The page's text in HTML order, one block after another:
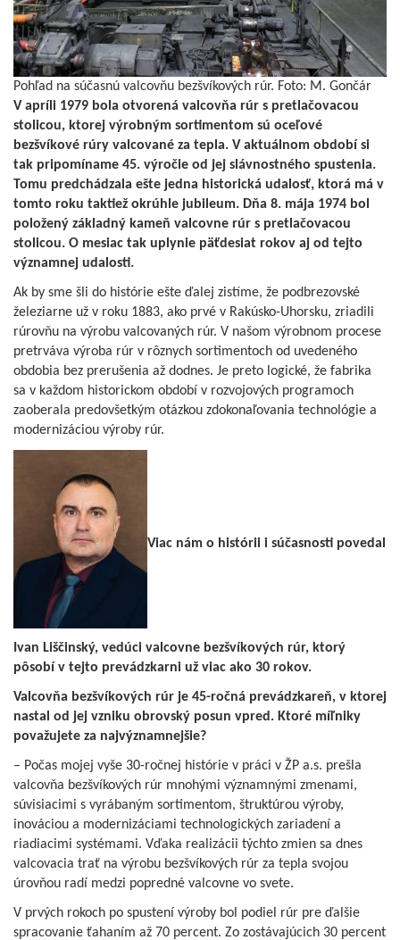
Pohľad na súčasnú valcovňu bezšvíkových rúr. Foto: M. Gončár
V apríli 1979 bola otvorená valcovňa rúr s pretlačovacou
stolicou, ktorej výrobným sortimentom sú oceľové
bezšvíkové rúry valcované za tepla. V aktuálnom období si
tak pripomíname 45. výročie od jej slávnostného spustenia.
Tomu predchádzala ešte jedna historická udalosť, ktorá má v
tomto roku taktiež okrúhle jubileum. Dňa 8. mája 1974 bol
položený základný kameň valcovne rúr s pretlačovacou
stolicou. O mesiac tak uplynie päťdesiat rokov aj od tejto
významnej udalosti.
Ak by sme šli do histórie ešte ďalej zistíme, že podbrezovské
železiarne už v roku 1883, ako prvé v Rakúsko-Uhorsku, zriadili
rúrovňu na výrobu valcovaných rúr. V našom výrobnom procese
pretrváva výroba rúr v rôznych sortimentoch od uvedeného
obdobia bez prerušenia až dodnes. Je preto logické, že fabrika
sa v každom historickom období v rozvojových programoch
zaoberala predovšetkým otázkou zdokonaľovania technológie a
modernizáciou výroby rúr.
Viac nám o histórii i súčasnosti povedal
Ivan Liščinský, vedúci valcovne bezšvíkových rúr, ktorý
pôsobí v tejto prevádzkarni už viac ako 30 rokov.
Valcovňa bezšvíkových rúr je 45-ročná prevádzkareň, v ktorej
nastal od jej vzniku obrovský posun vpred. Ktoré míľniky
považujete za najvýznamnejšie?
– Počas mojej vyše 30-ročnej histórie v práci v ŽP a.s. prešla
valcovňa bezšvíkových rúr mnohými významnými zmenami,
súvisiacimi s vyrábaným sortimentom, štruktúrou výroby,
inováciou a modernizáciami technologických zariadení a
riadiacimi systémami. Vďaka realizácii týchto zmien sa dnes
valcovacia trať na výrobu bezšvíkových rúr za tepla svojou
úrovňou radí medzi popredné valcovne vo svete.
V prvých rokoch po spustení výroby bol podiel rúr pre ďalšie
spracovanie ťahaním až 70 percent. Zo zostávajúcich 30 percent